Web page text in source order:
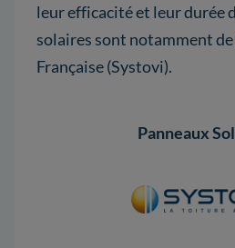
leur efficacité et leur durée
solaires sont notamment
Française (Systovi).
Panneaux